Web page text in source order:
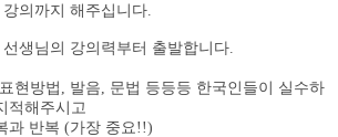
의까지 해주십니다.
생님의 강의력부터 출발합니다.
현방법, 발음, 문법 등등등 한국인들이 실수하
적해주시고
과 반복 (가장 중요!!)